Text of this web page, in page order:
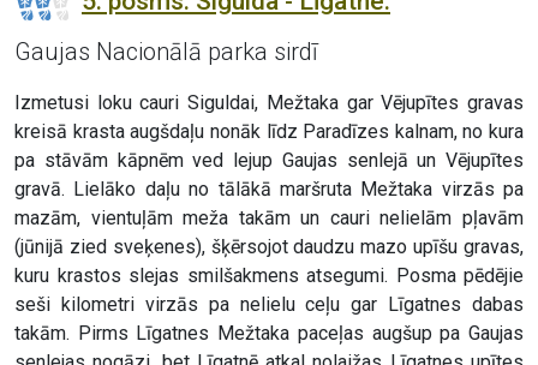
Gaujas Nacionālā parka sirdī
Izmetusi loku cauri Siguldai, Mežtaka gar Vējupītes gravas
kreisā krasta augšdaļu nonāk līdz Paradīzes kalnam, no kura
pa stāvām kāpnēm ved lejup Gaujas senlejā un Vējupītes
gravā. Lielāko daļu no tālākā maršruta Mežtaka virzās pa
mazām, vientuļām meža takām un cauri nelielām pļavām
(jūnijā zied sveķenes), šķērsojot daudzu mazo upīšu gravas,
kuru krastos slejas smilšakmens atsegumi. Posma pēdējie
seši kilometri virzās pa nelielu ceļu gar Līgatnes dabas
takām. Pirms Līgatnes Mežtaka paceļas augšup pa Gaujas